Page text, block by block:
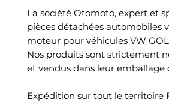
La société Otomoto, expert et
pièces détachées automobiles
moteur pour véhicules VW
Nos produits sont strictement
et vendus dans leur emballage
Expédition sur tout le territoire